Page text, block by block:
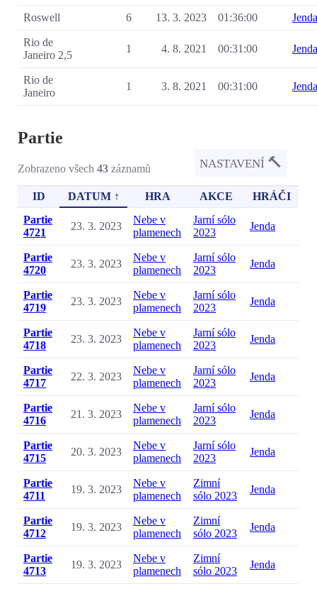
Roswell 6 13. 3. 2023 01:36:00 Jenda
Rio de
Janeiro 2,5
1 4. 8. 2021 00:31:00 Jenda
Rio de
Janeiro
1 3. 8. 2021 00:31:00 Jenda
Partie
Zobrazeno všech 43 záznamů NASTAVENÍ 🔨
ID DATUM ↑ HRA AKCE
HRÁČI
Partie
4721
23. 3. 2023
Nebe v
plamenech
Jarní sólo
2023
Jenda
Partie
4720
23. 3. 2023
Nebe v
plamenech
Jarní sólo
2023
Jenda
Partie
4719
23. 3. 2023
Nebe v
plamenech
Jarní sólo
2023
Jenda
Partie
4718
23. 3. 2023
Nebe v
plamenech
Jarní sólo
2023
Jenda
Partie
4717
22. 3. 2023
Nebe v
plamenech
Jarní sólo
2023
Jenda
Partie
4716
21. 3. 2023
Nebe v
plamenech
Jarní sólo
2023
Jenda
Partie
4715
20. 3. 2023
Nebe v
plamenech
Jarní sólo
2023
Jenda
Partie
4711
19. 3. 2023
Nebe v
plamenech
Zimní
sólo 2023
Jenda
Partie
4712
19. 3. 2023
Nebe v
plamenech
Zimní
sólo 2023
Jenda
Partie
4713
19. 3. 2023
Nebe v
plamenech
Zimní
sólo 2023
Jenda